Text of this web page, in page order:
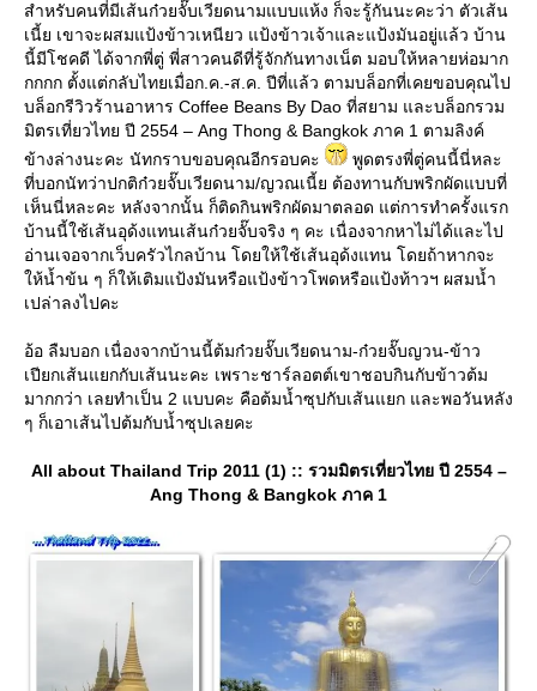
สำหรับคนที่มีเส้นก๋วยจั๊บเวียดนามแบบแห้ง ก็จะรู้กันนะคะว่า ตัวเส้น
เนี้ย เขาจะผสมแป้งข้าวเหนียว แป้งข้าวเจ้าและแป้งมันอยู่แล้ว บ้าน
นี้มีโชคดี ได้จากพี่ตู่ พี่สาวคนดีที่รู้จักกันทางเน็ต มอบให้หลายห่อมาก
กกกก ตั้งแต่กลับไทยเมื่อก.ค.-ส.ค. ปีที่แล้ว ตามบล็อกที่เคยขอบคุณไป
บล็อกรีวิวร้านอาหาร Coffee Beans By Dao ที่สยาม และบล็อกรวม
มิตรเที่ยวไทย ปี 2554 – Ang Thong & Bangkok ภาค 1 ตามลิงค์
ข้างล่างนะคะ นัทกราบขอบคุณอีกรอบคะ
พูดตรงพี่ตู่คนนี้นี่หละ
ที่บอกนัทว่าปกติก๋วยจั๊บเวียดนาม/ญวณเนี้ย ต้องทานกับพริกผัดแบบที่
เห็นนี่หละคะ หลังจากนั้น ก็ติดกินพริกผัดมาตลอด แต่การทำครั้งแรก
บ้านนี้ใช้เส้นอุด้งแทนเส้นก๋วยจั๊บจริง ๆ คะ เนื่องจากหาไม่ได้และไป
อ่านเจอจากเว็บครัวไกลบ้าน โดยให้ใช้เส้นอุด้งแทน โดยถ้าหากจะ
ห้น้ำข้น ๆ ก็ให้เติมแป้งมันหรือแป้งข้าวโพดหรือแป้งท้าวฯ ผสมน้ำ
เปล่าลงไปคะ
อ้อ ลืมบอก เนื่องจากบ้านนี้ต้มก๋วยจั๊บเวียดนาม-ก๋วยจั๊บญวน-ข้าว
เปียกเส้นแยกกับเส้นนะคะ เพราะชาร์ลอตต์เขาชอบกินกับข้าวต้ม
มากกว่า เลยทำเป็น 2 แบบคะ คือต้มน้ำซุปกับเส้นแยก และพอวันหลัง
ๆ ก็เอาเส้นไปต้มกับน้ำซุปเลยคะ
All about Thailand Trip 2011 (1) :: รวมมิตรเที่ยวไทย ปี 2554 –
Ang Thong & Bangkok ภาค 1